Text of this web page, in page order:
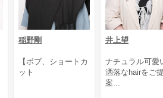
稲野剛
【ボブ、ショートカ
ット
井上望
ナチュラル可愛
洒落なhairをご提
案...